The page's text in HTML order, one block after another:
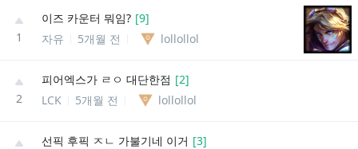
1
이즈 카운터 뭐임? [9]
자유
5개월 전 lollollol
2
피어엑스가 ㄹㅇ 대단한점 [2]
LCK
5개월 전 lollollol
선픽 후픽 ㅈㄴ 가불기네 이거 [3]